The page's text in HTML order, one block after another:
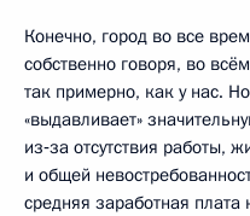
Конечно, город во все
собственно говоря, во
так примерно, как у нас.
«выдавливает»
из‑за отсутствия работы,
и общей
средняя заработная